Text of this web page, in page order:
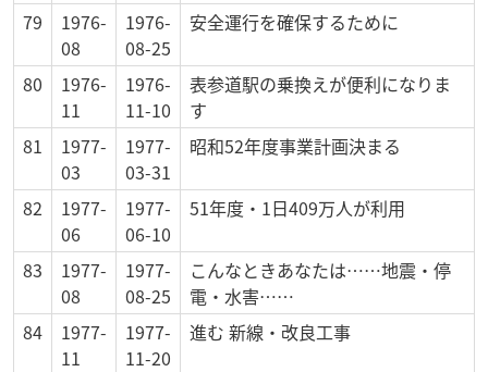
79
1976-
08
1976-
08-25
安全運行を確保するために
80
1976-
11
1976-
11-10
表参道駅の乗換えが便利になりま
す
81
1977-
03
1977-
03-31
昭和52年度事業計画決まる
82
1977-
06
1977-
06-10
51年度・1日409万人が利用
83
1977-
08
1977-
08-25
こんなときあなたは……地震・停
電・水害……
84
1977-
11
1977-
11-20
進む 新線・改良工事